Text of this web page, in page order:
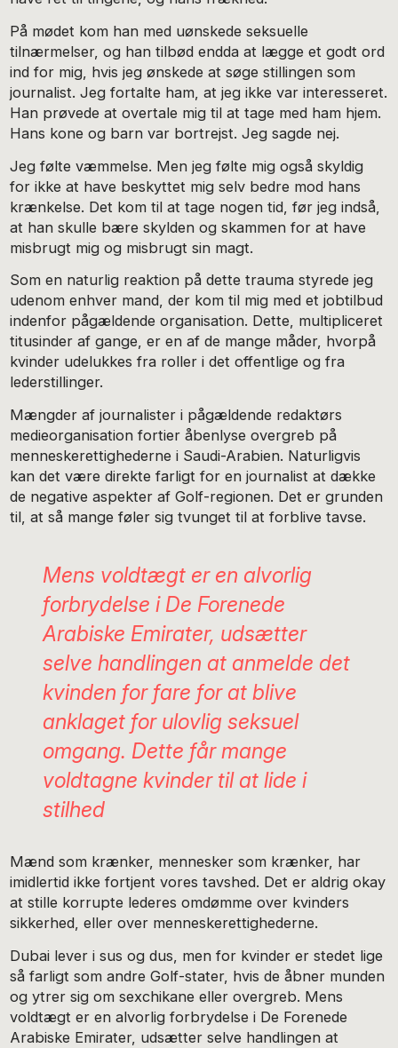
På mødet kom han med uønskede seksuelle
tilnærmelser, og han tilbød endda at lægge et godt ord
ind for mig, hvis jeg ønskede at søge stillingen som
journalist. Jeg fortalte ham, at jeg ikke var interesseret.
Han prøvede at overtale mig til at tage med ham hjem.
Hans kone og barn var bortrejst. Jeg sagde nej.
Jeg følte væmmelse. Men jeg følte mig også skyldig
for ikke at have beskyttet mig selv bedre mod hans
krænkelse. Det kom til at tage nogen tid, før jeg indså,
at han skulle bære skylden og skammen for at have
misbrugt mig og misbrugt sin magt.
Som en naturlig reaktion på dette trauma styrede jeg
udenom enhver mand, der kom til mig med et jobtilbud
indenfor pågældende organisation. Dette, multipliceret
titusinder af gange, er en af de mange måder, hvorpå
kvinder udelukkes fra roller i det offentlige og fra
lederstillinger.
Mængder af journalister i pågældende redaktørs
medieorganisation fortier åbenlyse overgreb på
menneskerettighederne i Saudi-Arabien. Naturligvis
kan det være direkte farligt for en journalist at dække
de negative aspekter af Golf-regionen. Det er grunden
til, at så mange føler sig tvunget til at forblive tavse.
Mens voldtægt er en alvorlig
forbrydelse i De Forenede
Arabiske Emirater, udsætter
selve handlingen at anmelde det
kvinden for fare for at blive
anklaget for ulovlig seksuel
omgang. Dette får mange
voldtagne kvinder til at lide i
stilhed
Mænd som krænker, mennesker som krænker, har
imidlertid ikke fortjent vores tavshed. Det er aldrig okay
at stille korrupte lederes omdømme over kvinders
sikkerhed, eller over menneskerettighederne.
Dubai lever i sus og dus, men for kvinder er stedet lige
så farligt som andre Golf-stater, hvis de åbner munden
og ytrer sig om sexchikane eller overgreb. Mens
voldtægt er en alvorlig forbrydelse i De Forenede
Arabiske Emirater, udsætter selve handlingen at